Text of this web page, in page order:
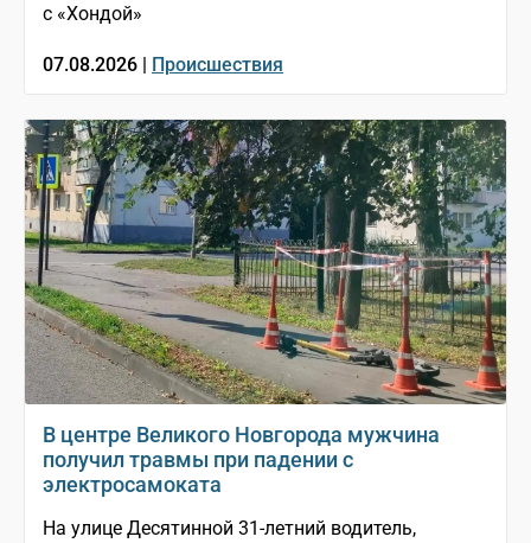
с «Хондой»
07.08.2026 | Происшествия
В центре Великого Новгорода мужчина
получил травмы при падении с
электросамоката
На улице Десятинной 31-летний водитель,